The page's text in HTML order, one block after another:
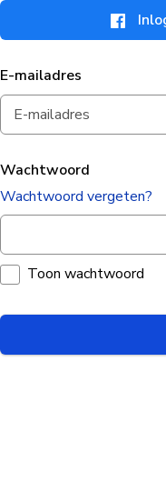
E-mailadres
Wachtwoord
Wachtwoord vergeten?
Toon wachtwoord